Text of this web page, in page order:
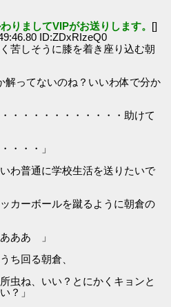
りましてVIPがお送りします。 []
ID:ZDxRIzeQ0
苦しそうに膝を着き座り込む朝
解ってないのね？いいわ体で分か
・・・・・・・・・・・助けて
・・・」
わ普通に学校生活を送りたいで
カーボールを蹴るように朝倉の
ああ 」
ち回る朝倉、
虫ね、いい？とにかくキョンと
？」